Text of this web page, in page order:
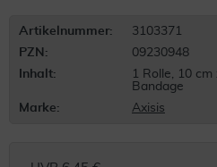
Artikelnummer:
3103371
PZN:
09230948
Inhalt:
1 Rolle, 10 cm
Bandage
Marke:
Axisis